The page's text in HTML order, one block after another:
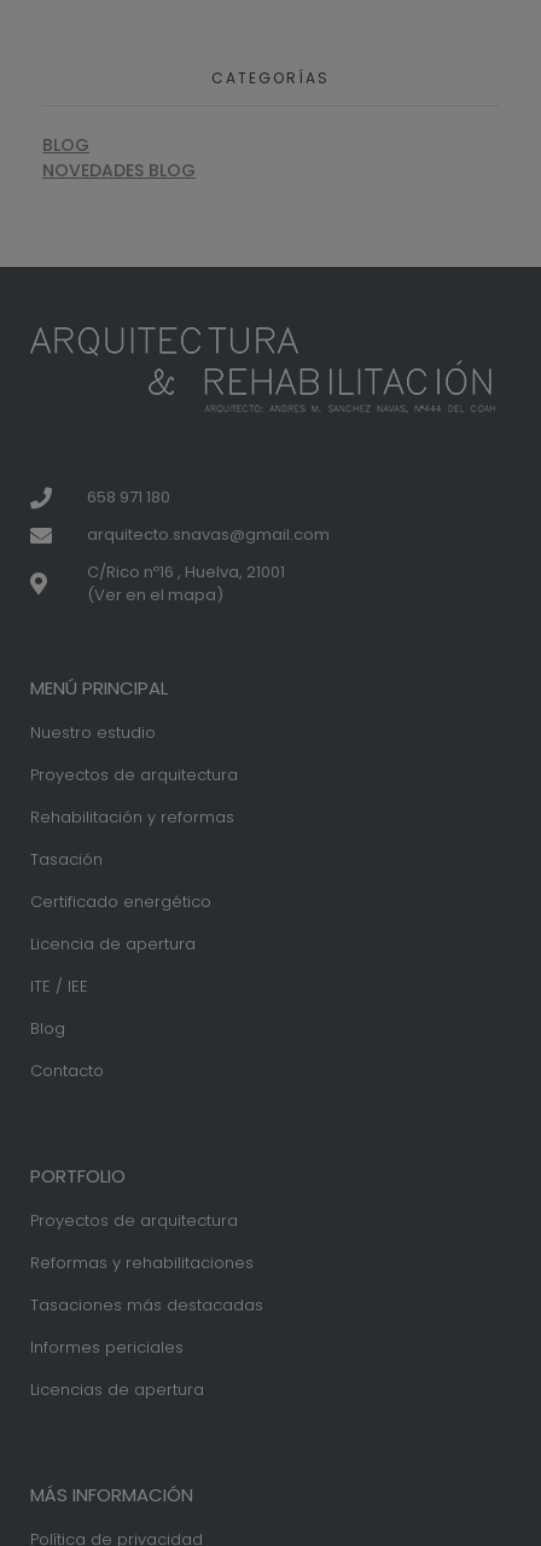
CATEGORÍAS
BLOG
NOVEDADES BLOG
658 971 180
arquitecto.snavas@gmail.com
C/Rico nº16 , Huelva, 21001
(Ver en el mapa)
MENÚ PRINCIPAL
Nuestro estudio
Proyectos de arquitectura
Rehabilitación y reformas
Tasación
Certificado energético
Licencia de apertura
ITE / IEE
Blog
Contacto
PORTFOLIO
Proyectos de arquitectura
Reformas y rehabilitaciones
Tasaciones más destacadas
Informes periciales
Licencias de apertura
MÁS INFORMACIÓN
Política de privacidad